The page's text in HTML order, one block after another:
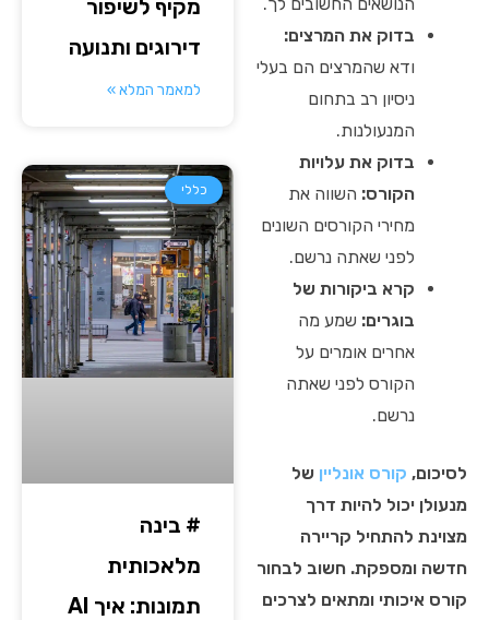
בדוק את המרצים:
ודא שהמרצים הם בעלי
ניסיון רב בתחום
המנעולנות.
בדוק את עלויות
הקורס: השווה את
מחירי הקורסים השונים
לפני שאתה נרשם.
קרא ביקורות של
בוגרים: שמע מה
אחרים אומרים על
הקורס לפני שאתה
נרשם.
לסיכום, קורס אונליין של
מנעולן יכול להיות דרך
מצוינת להתחיל קריירה
חדשה ומספקת. חשוב לבחור
קורס איכותי ומתאים לצרכים
מקיף לשיפור
דירוגים ותנועה
למאמר המלא »
כללי
# בינה
מלאכותית
תמונות: איך AI